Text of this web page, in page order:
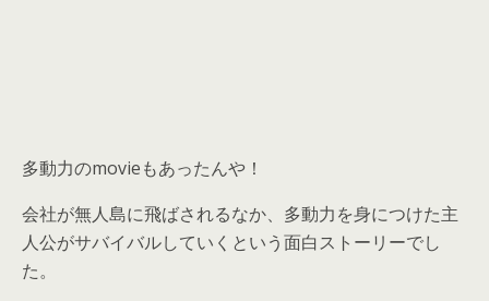
多動力のmovieもあったんや！
会社が無人島に飛ばされるなか、多動力を身につけた主
人公がサバイバルしていくという面白ストーリーでし
た。